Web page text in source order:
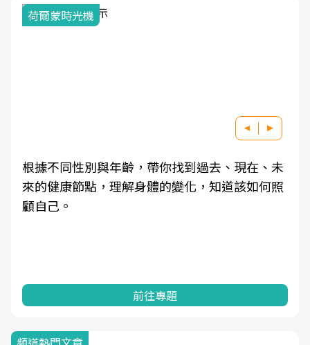
荷爾蒙時光機
根據不同性別與年齡，帶你找到過去、現在、未
來的健康節點，理解身體的變化，知道該如何照
顧自己。
前往專題